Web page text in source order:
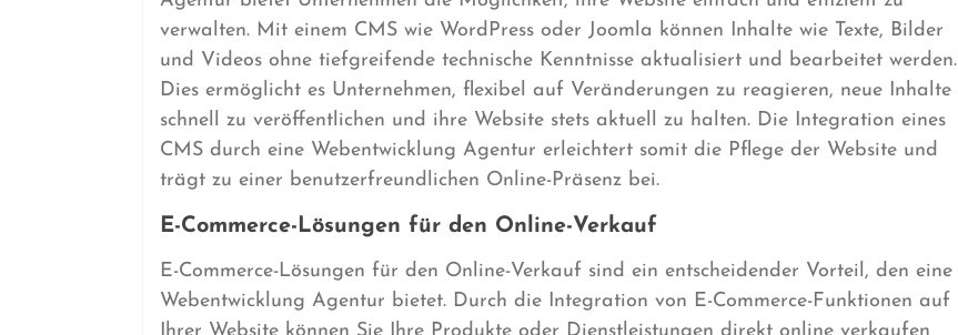
verwalten. Mit einem CMS wie WordPress oder Joomla können Inhalte wie Texte, Bilder
und Videos ohne tiefgreifende technische Kenntnisse aktualisiert und bearbeitet werden.
Dies ermöglicht es Unternehmen, flexibel auf Veränderungen zu reagieren, neue Inhalte
schnell zu veröffentlichen und ihre Website stets aktuell zu halten. Die Integration eines
CMS durch eine Webentwicklung Agentur erleichtert somit die Pflege der Website und
trägt zu einer benutzerfreundlichen Online-Präsenz bei.
E-Commerce-Lösungen für den Online-Verkauf
E-Commerce-Lösungen für den Online-Verkauf sind ein entscheidender Vorteil, den eine
Webentwicklung Agentur bietet. Durch die Integration von E-Commerce-Funktionen auf